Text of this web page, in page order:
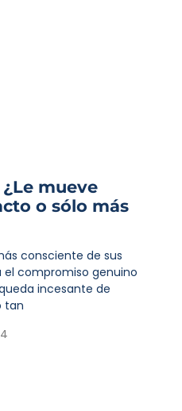
mueve
o sólo más
consciente de sus
el compromiso genuino
incesante de
tan